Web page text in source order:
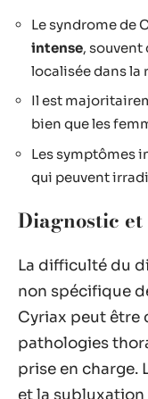
Le syndrome de
intense,
localisée dans la
Il est
bien que les
Les symptômes
qui peuvent
Diagnostic
La difficulté du
non spécifique
Cyriax peut être
pathologies
prise en charge.
et la subluxation